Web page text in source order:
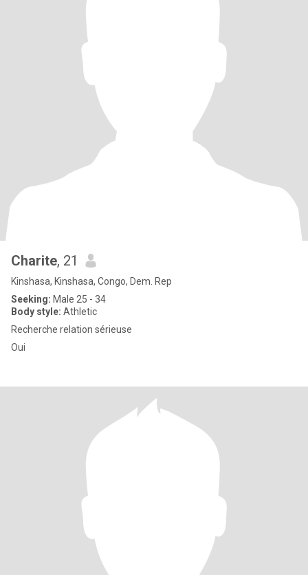
Charite, 21
Kinshasa, Kinshasa, Congo, Dem. Rep
Seeking: Male 25 - 34
Body style: Athletic
Recherche relation sérieuse
Oui